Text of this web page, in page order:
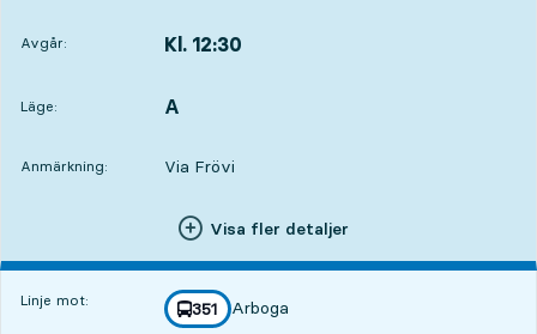
Avgår: Kl. 12:30
Läge:
LÄGE, A
,
Anmärkning: Via Frövi
Visa fler detaljer
Linje mot: linje
351
mot
Arboga
,